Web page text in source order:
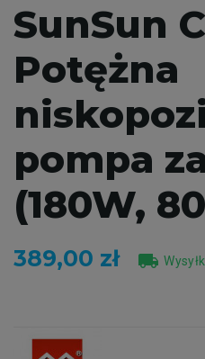
SunSun
Potężna
pompa
(180W,
389,00 zł local_shipping